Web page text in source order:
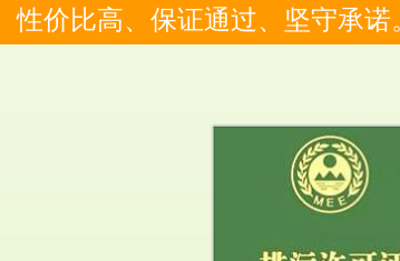
性价比高、保证通过、坚守承诺